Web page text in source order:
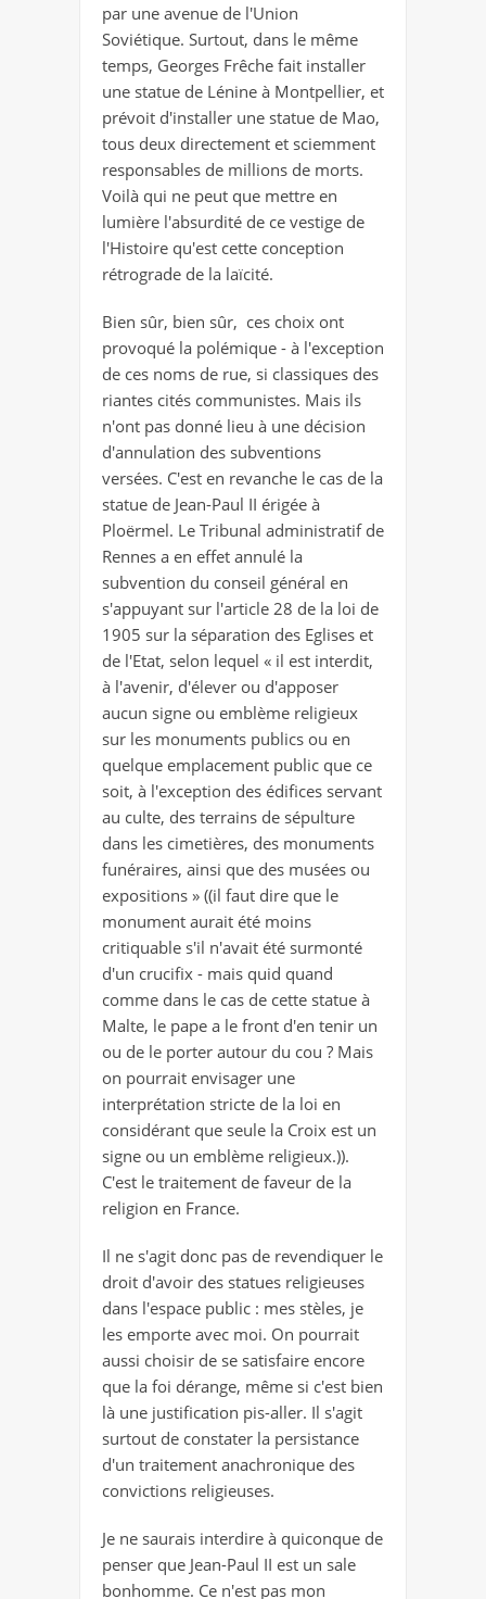
par une avenue de l'Union
Soviétique. Surtout, dans le même
temps, Georges Frêche fait installer
une statue de Lénine à Montpellier, et
prévoit d'installer une statue de Mao,
tous deux directement et sciemment
responsables de millions de morts.
Voilà qui ne peut que mettre en
lumière l'absurdité de ce vestige de
l'Histoire qu'est cette conception
rétrograde de la laïcité.
Bien sûr, bien sûr, ces choix ont
provoqué la polémique - à l'exception
de ces noms de rue, si classiques des
riantes cités communistes. Mais ils
n'ont pas donné lieu à une décision
d'annulation des subventions
versées. C'est en revanche le cas de la
statue de Jean-Paul II érigée à
Ploërmel. Le Tribunal administratif de
Rennes a en effet annulé la
subvention du conseil général en
s'appuyant sur l'article 28 de la loi de
1905 sur la séparation des Eglises et
de l'Etat, selon lequel « il est interdit,
à l'avenir, d'élever ou d'apposer
aucun signe ou emblème religieux
sur les monuments publics ou en
quelque emplacement public que ce
soit, à l'exception des édifices servant
au culte, des terrains de sépulture
dans les cimetières, des monuments
funéraires, ainsi que des musées ou
expositions » ((il faut dire que le
monument aurait été moins
critiquable s'il n'avait été surmonté
d'un crucifix - mais quid quand
comme dans le cas de cette statue à
Malte, le pape a le front d'en tenir un
ou de le porter autour du cou ? Mais
on pourrait envisager une
interprétation stricte de la loi en
considérant que seule la Croix est un
signe ou un emblème religieux.)).
C'est le traitement de faveur de la
religion en France.
Il ne s'agit donc pas de revendiquer le
droit d'avoir des statues religieuses
dans l'espace public : mes stèles, je
les emporte avec moi. On pourrait
aussi choisir de se satisfaire encore
que la foi dérange, même si c'est bien
là une justification pis-aller. Il s'agit
surtout de constater la persistance
d'un traitement anachronique des
convictions religieuses.
Je ne saurais interdire à quiconque de
penser que Jean-Paul II est un sale
bonhomme. Ce n'est pas mon